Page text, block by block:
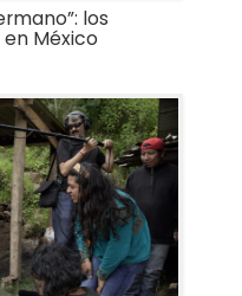
los
México